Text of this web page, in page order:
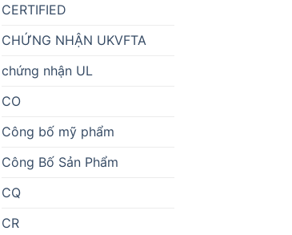
CERTIFIED
CHỨNG NHẬN UKVFTA
chứng nhận UL
CO
Công bố mỹ phẩm
Công Bố Sản Phẩm
CQ
CR